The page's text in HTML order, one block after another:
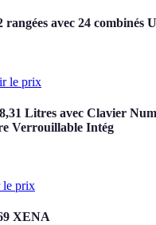
avec 24 combinés
le prix
Litres avec Clavier
Verrouillable Intég
le prix
XENA